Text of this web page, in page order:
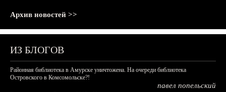
Архив новостей >>
ИЗ БЛОГОВ
Районная библиотека в Амурске уничтожена. На очереди библиотека
Островского в Комсомольске?!
павел попельский